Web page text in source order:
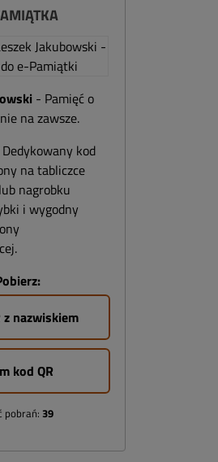
- Pamięć o
na zawsze.
Dedykowany kod
na tabliczce
nagrobku
i wygodny
z nazwiskiem
kod QR
pobrań: 39